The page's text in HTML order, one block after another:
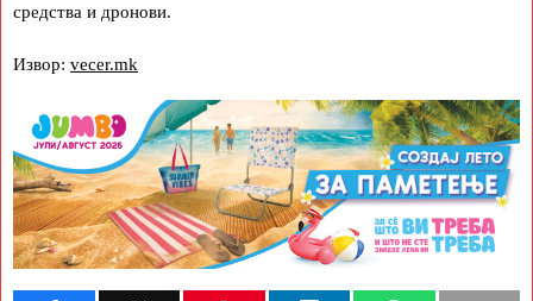
средства и дронови.
Извор: vecer.mk